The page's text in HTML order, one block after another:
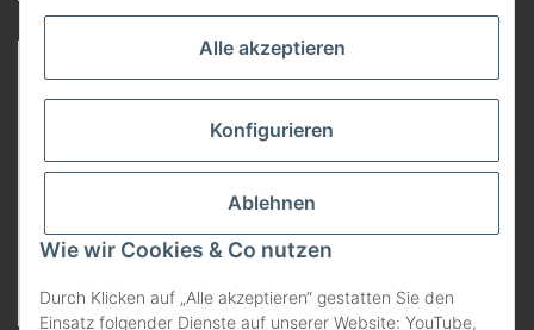
Alle akzeptieren
Konfigurieren
Ablehnen
Wie wir Cookies & Co nutzen
Durch Klicken auf „Alle akzeptieren“ gestatten Sie den
Einsatz folgender Dienste auf unserer Website: YouTube,
Von anderen empfohlen